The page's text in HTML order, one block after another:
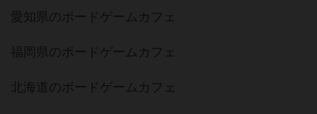
愛知県のボードゲームカフェ
福岡県のボードゲームカフェ
北海道のボードゲームカフェ